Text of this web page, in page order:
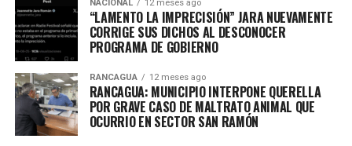
NACIONAL 12 meses ago
“LAMENTO LA IMPRECISIÓN” JARA NUEVAMENTE
CORRIGE SUS DICHOS AL DESCONOCER
PROGRAMA DE GOBIERNO
RANCAGUA 12 meses ago
RANCAGUA: MUNICIPIO INTERPONE QUERELLA
POR GRAVE CASO DE MALTRATO ANIMAL QUE
OCURRIO EN SECTOR SAN RAMÓN